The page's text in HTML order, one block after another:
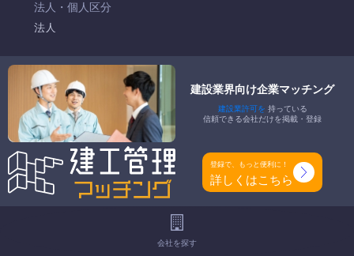
法人・個人区分
法人
許可番号
神奈川県知事許可 第070888号
特定建設業
-
一般建設業
とび・土木工事業
建設業界向け企業マッチング
建設業許可を 持っている
信頼できる会社だけを掲載・登録
登録で、もっと便利に！
詳しくはこちら
会社を探す